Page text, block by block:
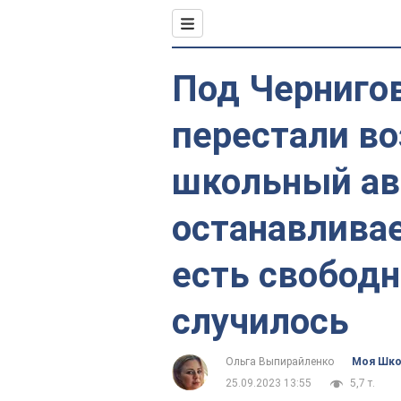
Под
перестали
школьный
есть
случилось
Ольга Выпирайленко
Моя
25.09.2023 13:55
5,7 т.